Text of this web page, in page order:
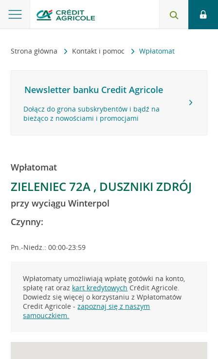
Strona główna Kontakt i pomoc Wpłatomat
Newsletter banku Credit Agricole
Dołącz do grona subskrybentów i bądź na
bieżąco z nowościami i promocjami
Wpłatomat
ZIELENIEC 72A , DUSZNIKI ZDRÓJ
przy wyciągu Winterpol
Czynny:
Pn.-Niedz.: 00:00-23:59
Wpłatomaty umożliwiają wpłatę gotówki na konto,
spłatę rat oraz kart kredytowych Crédit Agricole.
Dowiedz się więcej o korzystaniu z Wpłatomatów
Credit Agricole -zapoznaj się z naszym
samouczkiem.